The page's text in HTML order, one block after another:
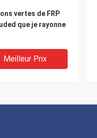
vertes de FRP
que je rayonne
Meilleur Prix